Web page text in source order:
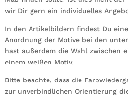
wir Dir gern ein individuelles
In den Artikelbildern findest Du
Anordnung der Motive bei den
hast außerdem die Wahl zwischen
einem weißen Motiv.
Bitte beachte, dass die
zur unverbindlichen Orientierung